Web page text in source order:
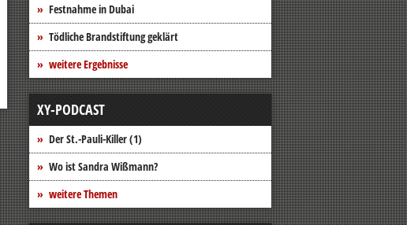
Festnahme in Dubai
Tödliche Brandstiftung geklärt
weitere Ergebnisse
XY-PODCAST
Der St.-Pauli-Killer (1)
Wo ist Sandra Wißmann?
weitere Themen